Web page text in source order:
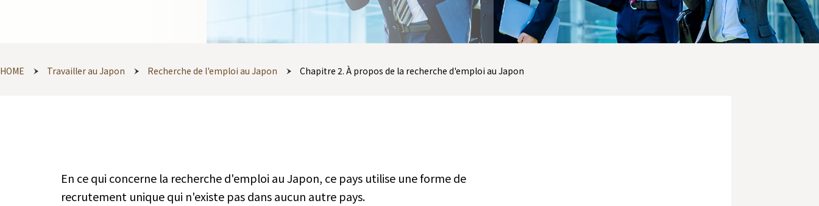
HOME Travailler au Japon Recherche de l'emploi au Japon Chapitre 2. À propos de la recherche d'emploi au Japon
En ce qui concerne la recherche d'emploi au Japon, ce pays utilise une forme de
recrutement unique qui n'existe pas dans aucun autre pays.